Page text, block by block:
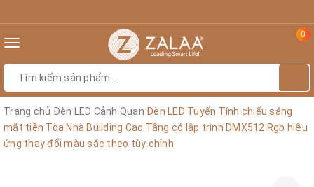
Toggle
0
Trang chủ Đèn LED Cảnh Quan Đèn LED Tuyến Tính chiếu sáng
mặt tiền Tòa Nhà Building Cao Tầng có lập trình DMX512 Rgb hiệu
ứng thay đổi màu sắc theo tùy chỉnh